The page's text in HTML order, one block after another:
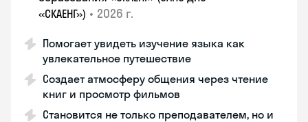
«СКАЕНГ») • 2026 г.
Помогает увидеть изучение языка как
увлекательное путешествие
Создает атмосферу общения через чтение
книг и просмотр фильмов
Становится не только преподавателем, но и